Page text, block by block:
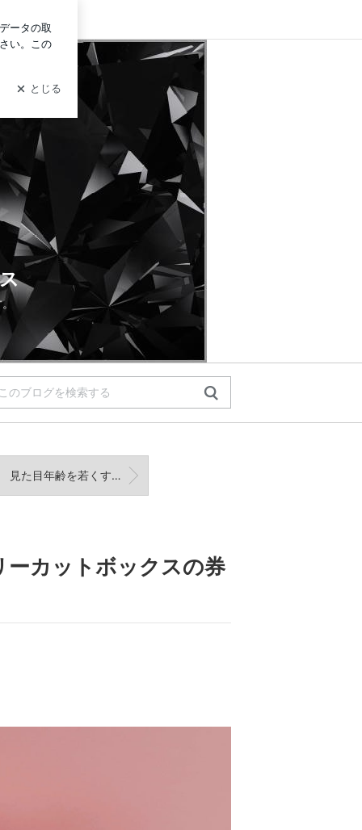
イン
見た目年齢を若くする方法とは？！
ーカットボックスの券